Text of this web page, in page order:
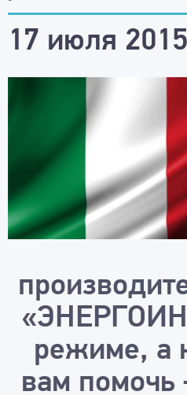
17 июля 2015
режиме, а
вам помочь